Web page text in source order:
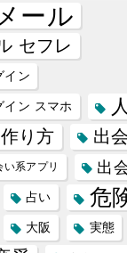
ール
セフレ
イン
イン スマホ 人
作り方 出
い系アプリ 出
占い 危
大阪 実態